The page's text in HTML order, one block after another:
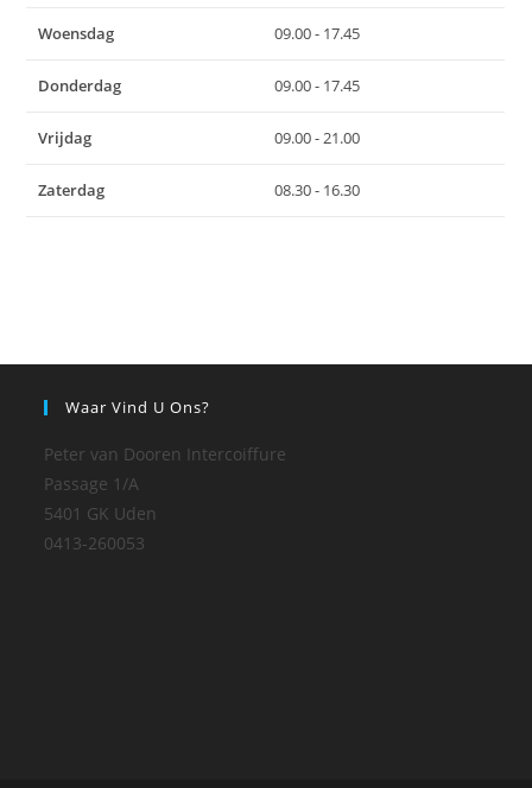
Woensdag 09.00 - 17.45
Donderdag 09.00 - 17.45
Vrijdag 09.00 - 21.00
Zaterdag 08.30 - 16.30
Waar Vind U Ons?
Peter van Dooren Intercoiffure
Passage 1/A
5401 GK Uden
0413-260053